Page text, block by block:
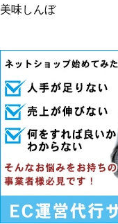
美味しんぼ